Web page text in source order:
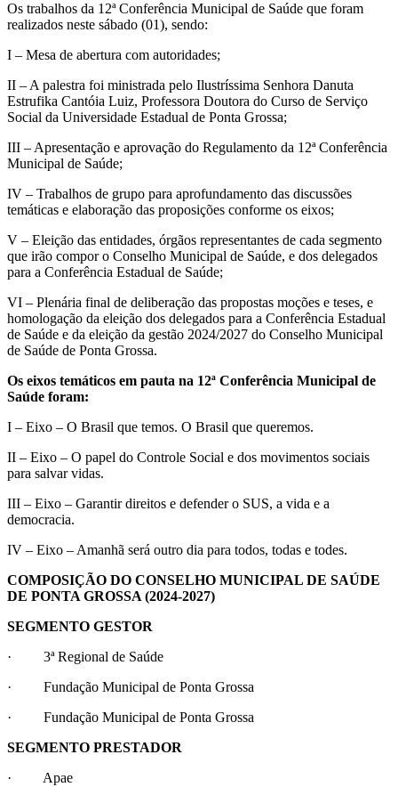
Os trabalhos da 12ª Conferência Municipal de Saúde que foram
realizados neste sábado (01), sendo:
I – Mesa de abertura com autoridades;
II – A palestra foi ministrada pelo Ilustríssima Senhora Danuta
Estrufika Cantóia Luiz, Professora Doutora do Curso de Serviço
Social da Universidade Estadual de Ponta Grossa;
III – Apresentação e aprovação do Regulamento da 12ª Conferência
Municipal de Saúde;
IV – Trabalhos de grupo para aprofundamento das discussões
temáticas e elaboração das proposições conforme os eixos;
V – Eleição das entidades, órgãos representantes de cada segmento
que irão compor o Conselho Municipal de Saúde, e dos delegados
para a Conferência Estadual de Saúde;
VI – Plenária final de deliberação das propostas moções e teses, e
homologação da eleição dos delegados para a Conferência Estadual
de Saúde e da eleição da gestão 2024/2027 do Conselho Municipal
de Saúde de Ponta Grossa.
Os eixos temáticos em pauta na 12ª Conferência Municipal de
Saúde foram:
I – Eixo – O Brasil que temos. O Brasil que queremos.
II – Eixo – O papel do Controle Social e dos movimentos sociais
para salvar vidas.
III – Eixo – Garantir direitos e defender o SUS, a vida e a
democracia.
IV – Eixo – Amanhã será outro dia para todos, todas e todes.
COMPOSIÇÃO DO CONSELHO MUNICIPAL DE SAÚDE
DE PONTA GROSSA (2024-2027)
SEGMENTO GESTOR
· 3ª Regional de Saúde
· Fundação Municipal de Ponta Grossa
· Fundação Municipal de Ponta Grossa
SEGMENTO PRESTADOR
· Apae